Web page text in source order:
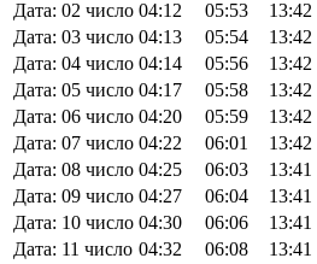
Дата: 02 число 04:12 05:53 13:42
Дата: 03 число 04:13 05:54 13:42
Дата: 04 число 04:14 05:56 13:42
Дата: 05 число 04:17 05:58 13:42
Дата: 06 число 04:20 05:59 13:42
Дата: 07 число 04:22 06:01 13:42
Дата: 08 число 04:25 06:03 13:41
Дата: 09 число 04:27 06:04 13:41
Дата: 10 число 04:30 06:06 13:41
Дата: 11 число 04:32 06:08 13:41